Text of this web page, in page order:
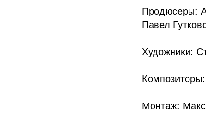
Продюсеры:
Павел
Художники:
Монтаж: